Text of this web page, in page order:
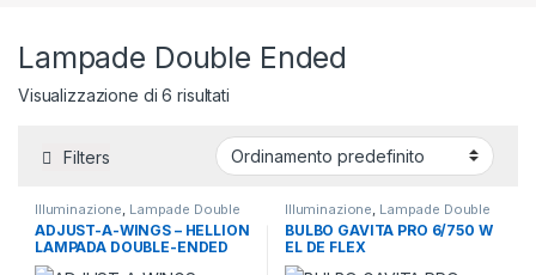
Lampade Double Ended
Visualizzazione di 6 risultati
Filters
Illuminazione Lampade Double
Ended,Lampade Orticultura
ADJUST-A-WINGS – HELLION
LAMPADA DOUBLE-ENDED
600-750W HPS UHF
Illuminazione Lampade Double
Ended, Lampade Orticultura
BULBO GAVITA PRO 6/750 W
EL DE FLEX